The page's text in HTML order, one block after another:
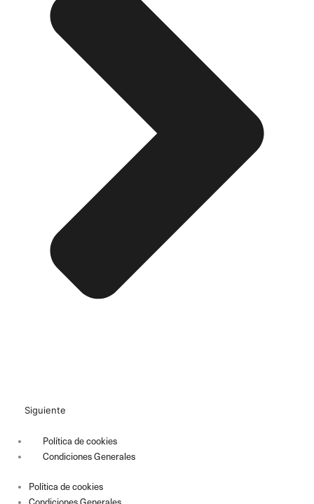
Siguiente
Política de cookies
Condiciones Generales
Política de cookies